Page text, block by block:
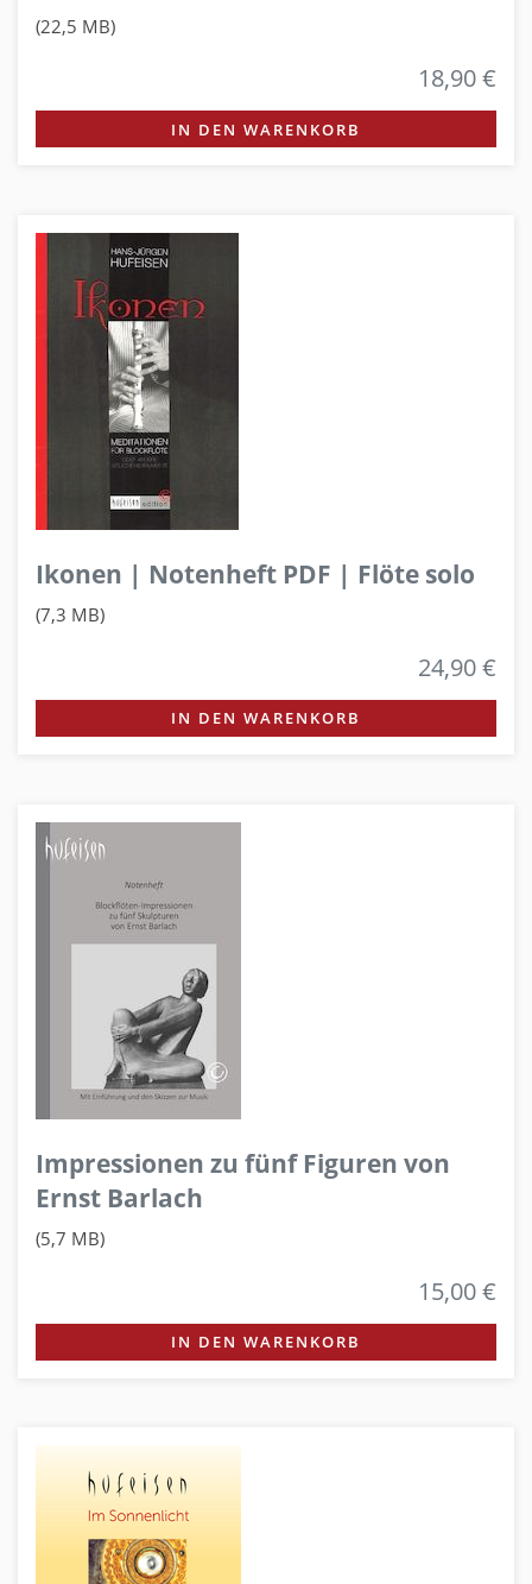
(22,5 MB)
18,90 €
IN DEN WARENKORB
Ikonen | Notenheft PDF | Flöte solo
(7,3 MB)
24,90 €
IN DEN WARENKORB
Impressionen zu fünf Figuren von
Ernst Barlach
(5,7 MB)
15,00 €
IN DEN WARENKORB